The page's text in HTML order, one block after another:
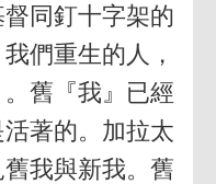
同釘十字架的
們重生的人，
舊『我』已經
著的。加拉太
我與新我。舊